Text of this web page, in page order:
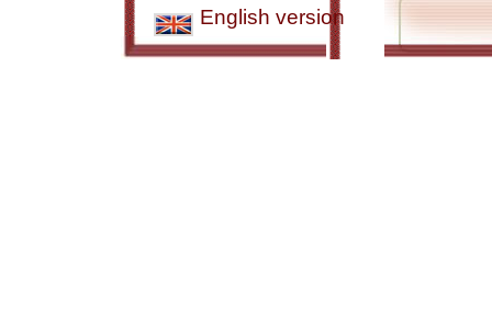
English version